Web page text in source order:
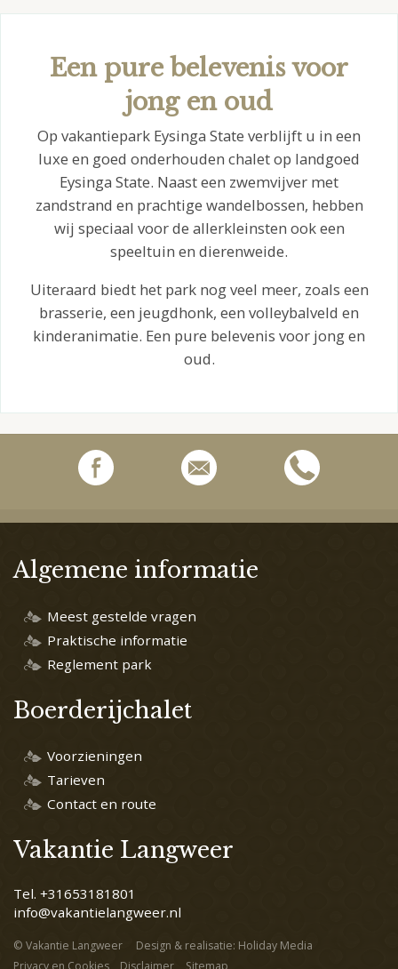
Een pure belevenis voor
jong en oud
Op vakantiepark Eysinga State verblijft u in een
luxe en goed onderhouden chalet op landgoed
Eysinga State. Naast een zwemvijver met
zandstrand en prachtige wandelbossen, hebben
wij speciaal voor de allerkleinsten ook een
speeltuin en dierenweide.
Uiteraard biedt het park nog veel meer, zoals een
brasserie, een jeugdhonk, een volleybalveld en
kinderanimatie. Een pure belevenis voor jong en
oud.
Algemene informatie
Meest gestelde vragen
Praktische informatie
Reglement park
Boerderijchalet
Voorzieningen
Tarieven
Contact en route
Vakantie Langweer
Tel. +31653181801
info@vakantielangweer.nl
© Vakantie Langweer
Design & realisatie: Holiday Media